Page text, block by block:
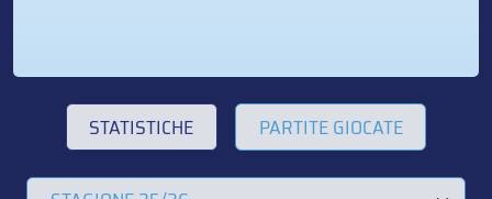
STATISTICHE PARTITE GIOCATE